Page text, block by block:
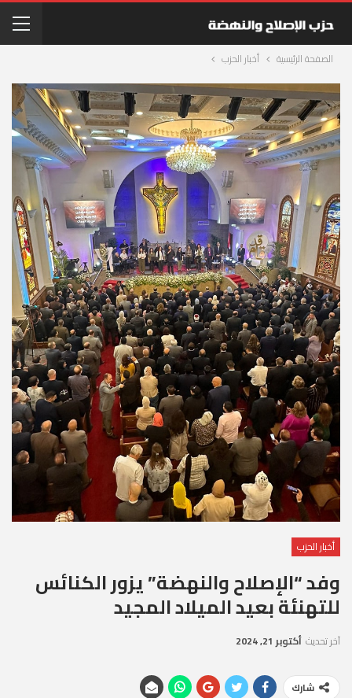
الصفحة الرئيسية أخبار الحزب
أخبار الحزب
وفد “الإصلاح والنهضة” يزور الكنائس
للتهنئة بعيد الميلاد المجيد
آخر تحديث أكتوبر 21, 2024
شارك